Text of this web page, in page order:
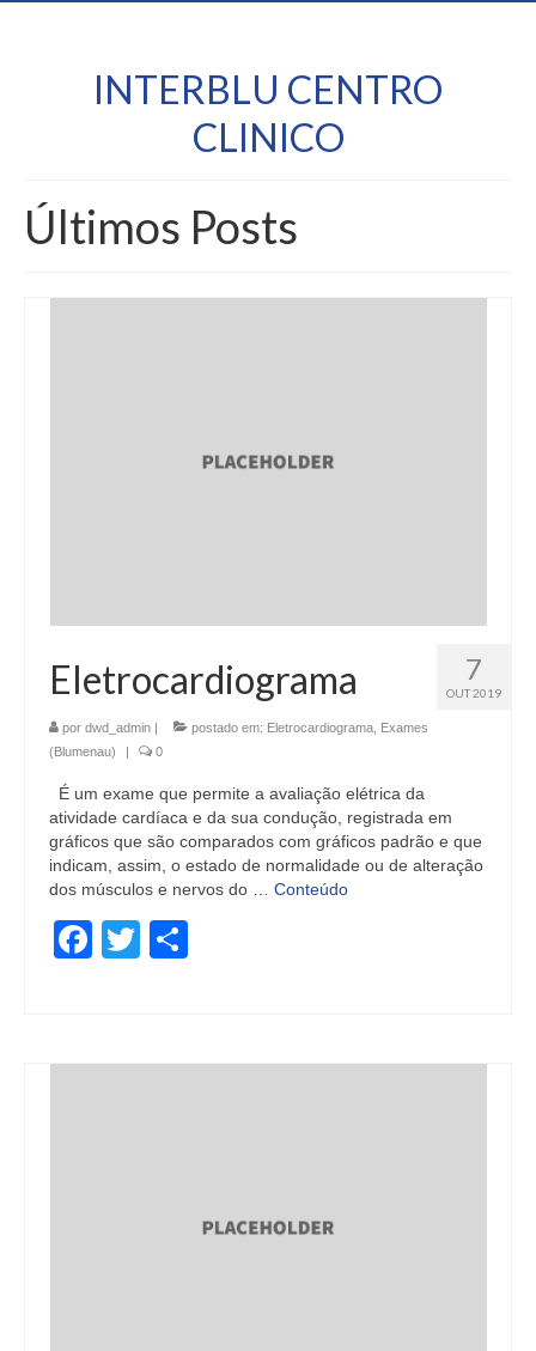
INTERBLU CENTRO
CLINICO
Últimos Posts
7
OUT 2019
Eletrocardiograma
por dwd_admin | postado em: Eletrocardiograma Exames
(Blumenau)
| 0
É um exame que permite a avaliação elétrica da
atividade cardíaca e da sua condução, registrada em
gráficos que são comparados com gráficos padrão e que
indicam, assim, o estado de normalidade ou de alteração
dos músculos e nervos do … Conteúdo
Facebook
Twitter